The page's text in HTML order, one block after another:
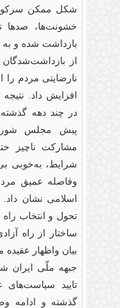
شکل ممکن
خشونت‌ها، صدها
بازداشت شده و به
از بازداشت‌شدگان
نارضایتی مردم
افزایش داد.
در چند دهه گذشته
پیش مجلس
مشارکت ناچیز
شرایط، به‌خوبی
وفاصله عمیق
اسلامی نشان
تحول و انتخاب
ساختار از راه
بیان واظهار عقیده
جبهه ملّی ایران
تایید
گذشته و ادامه